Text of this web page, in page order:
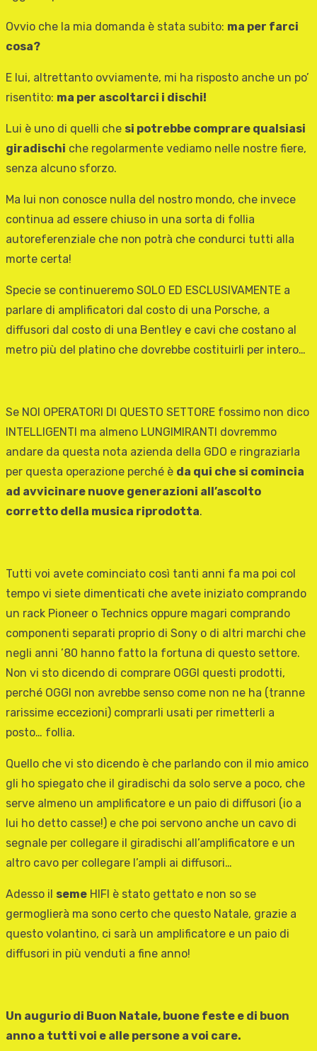
Ovvio che la mia domanda è stata subito: ma per farci
cosa?
E lui, altrettanto ovviamente, mi ha risposto anche un po’
risentito: ma per ascoltarci i dischi!
Lui è uno di quelli che si potrebbe comprare qualsiasi
giradischi che regolarmente vediamo nelle nostre fiere,
senza alcuno sforzo.
Ma lui non conosce nulla del nostro mondo, che invece
continua ad essere chiuso in una sorta di follia
autoreferenziale che non potrà che condurci tutti alla
morte certa!
Specie se continueremo SOLO ED ESCLUSIVAMENTE a
parlare di amplificatori dal costo di una Porsche, a
diffusori dal costo di una Bentley e cavi che costano al
metro più del platino che dovrebbe costituirli per intero…
Se NOI OPERATORI DI QUESTO SETTORE fossimo non dico
INTELLIGENTI ma almeno LUNGIMIRANTI dovremmo
andare da questa nota azienda della GDO e ringraziarla
per questa operazione perché è da qui che si comincia
ad avvicinare nuove generazioni all’ascolto
corretto della musica riprodotta.
Tutti voi avete cominciato così tanti anni fa ma poi col
tempo vi siete dimenticati che avete iniziato comprando
un rack Pioneer o Technics oppure magari comprando
componenti separati proprio di Sony o di altri marchi che
negli anni ’80 hanno fatto la fortuna di questo settore.
Non vi sto dicendo di comprare OGGI questi prodotti,
perché OGGI non avrebbe senso come non ne ha (tranne
rarissime eccezioni) comprarli usati per rimetterli a
posto… follia.
Quello che vi sto dicendo è che parlando con il mio amico
gli ho spiegato che il giradischi da solo serve a poco, che
serve almeno un amplificatore e un paio di diffusori (io a
lui ho detto casse!) e che poi servono anche un cavo di
segnale per collegare il giradischi all’amplificatore e un
altro cavo per collegare l’ampli ai diffusori…
Adesso il seme HIFI è stato gettato e non so se
germoglierà ma sono certo che questo Natale, grazie a
questo volantino, ci sarà un amplificatore e un paio di
diffusori in più venduti a fine anno!
Un augurio di Buon Natale, buone feste e di buon
anno a tutti voi e alle persone a voi care.